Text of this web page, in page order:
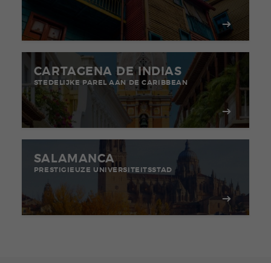
CARTAGENA DE INDIAS
STEDELIJKE PAREL AAN DE CARIBBEAN
SALAMANCA
PRESTIGIEUZE UNIVERSITEITSSTAD